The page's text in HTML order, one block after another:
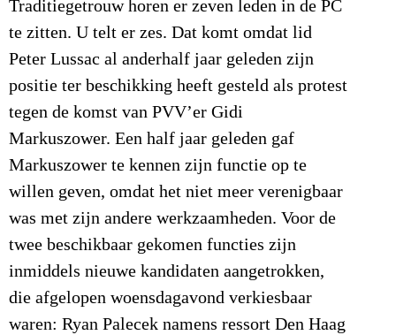
Traditiegetrouw horen er zeven leden in de PC
te zitten. U telt er zes. Dat komt omdat lid
Peter Lussac al anderhalf jaar geleden zijn
positie ter beschikking heeft gesteld als protest
tegen de komst van PVV’er Gidi
Markuszower. Een half jaar geleden gaf
Markuszower te kennen zijn functie op te
willen geven, omdat het niet meer verenigbaar
was met zijn andere werkzaamheden. Voor de
twee beschikbaar gekomen functies zijn
inmiddels nieuwe kandidaten aangetrokken,
die afgelopen woensdagavond verkiesbaar
waren: Ryan Palecek namens ressort Den Haag